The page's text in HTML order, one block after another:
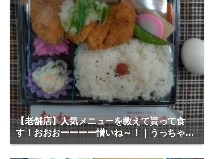
【老舗店】人気メニューを教えて貰って食
す！おおおーーーー憎いね～！｜うっちゃん
ランチ｜徳島市城東町１